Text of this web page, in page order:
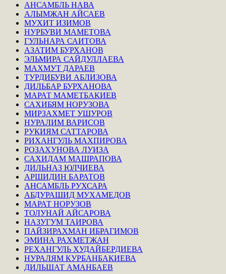
АНСАМБЛЬ НАВА
АЛЫМЖАН АЙСАЕВ
МУХИТ ИЗИМОВ
НУРБУВИ МАМЕТОВА
ГУЛЬНАРА САИТОВА
АЗАТИМ БУРХАНОВ
ЭЛЬМИРА САЙДУЛЛАЕВА
МАХМУТ ДАРАЕВ
ТУРДИБУВИ АБЛИЗОВА
ДИЛЬБАР БУРХАНОВА
МАРАТ МАМЕТБАКИЕВ
САХИБЯМ НОРУЗОВА
МИРЗАХМЕТ УШУРОВ
НУРАЛИМ ВАРИСОВ
РУКИЯМ САТТАРОВА
РИХАНГУЛЬ МАХПИРОВА
РОЗАХУНОВА ЛУИЗА
САХИДАМ МАШРАПОВА
ДИЛЬНАЗ ЮЛЧИЕВА
АРШИДИН БАРАТОВ
АНСАМБЛЬ РУХСАРА
АБДУРАШИД МУХАМЕДОВ
МАРАТ НОРУЗОВ
ТОЛУНАЙ АЙСАРОВА
НАЗУГУМ ТАИРОВА
ПАЙЗИРАХМАН ИБРАГИМОВ
ЭМИНА РАХМЕТЖАН
РЕХАНГУЛЬ ХУДАЙБЕРДИЕВА
НУРАЛЯМ КУРБАНБАКИЕВА
ДИЛЬШАТ АМАНБАЕВ